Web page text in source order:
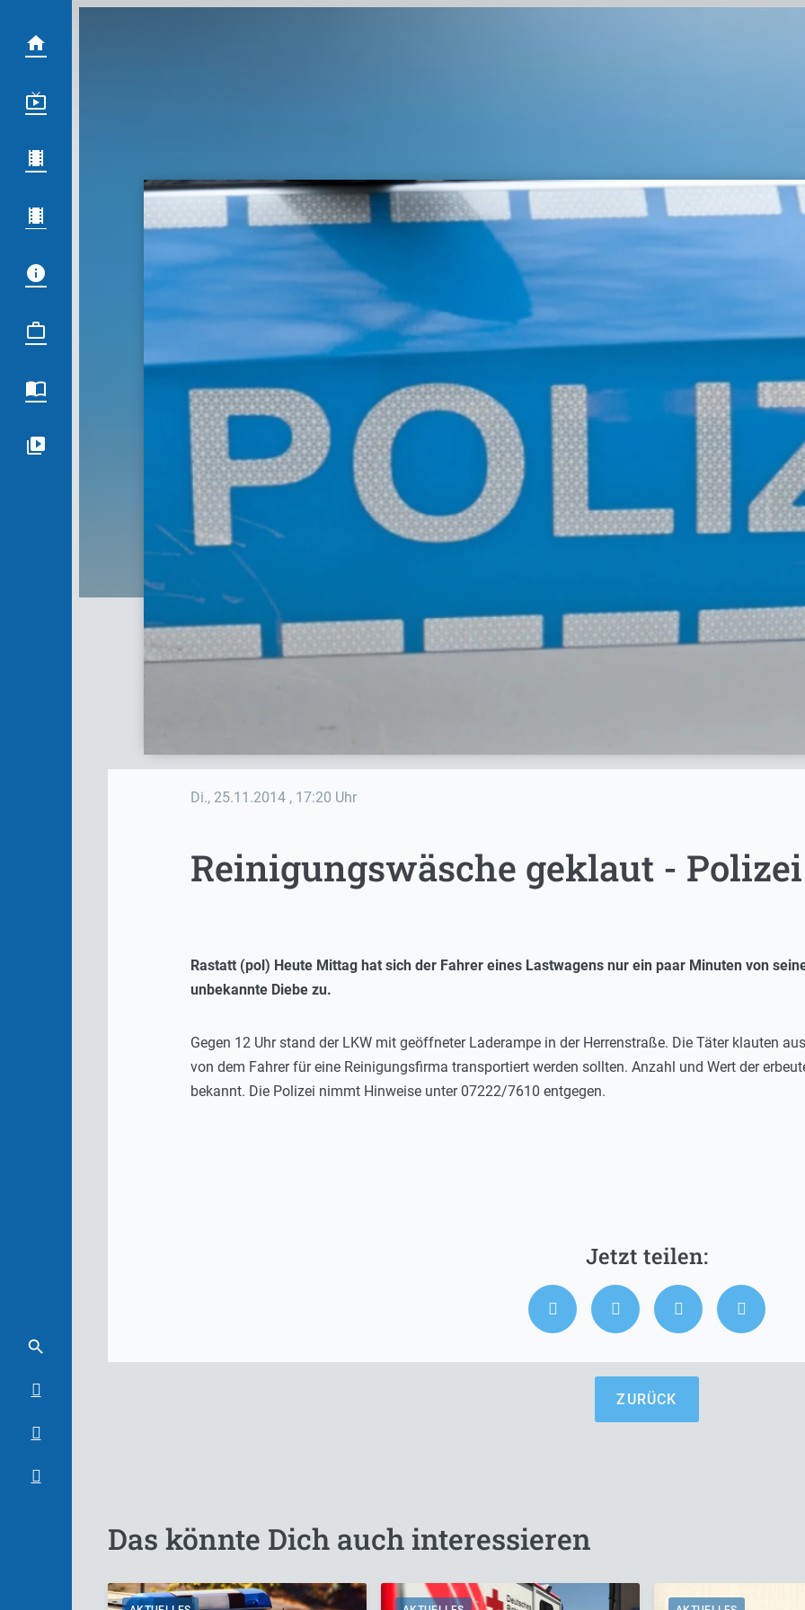
Di., 25.11.2014 , 17:20 Uhr
Reinigungswäsche geklaut -
Rastatt (pol) Heute Mittag hat sich der Fahrer eines Lastwagens nur ein paar Minuten von
unbekannte Diebe zu.
Gegen 12 Uhr stand der LKW mit geöffneter Laderampe in der Herrenstraße. Die Täter klauten
von dem Fahrer für eine Reinigungsfirma transportiert werden sollten. Anzahl und Wert der
bekannt. Die Polizei nimmt Hinweise unter 07222/7610 entgegen.
ZURÜCK
Das könnte Dich auch interessieren